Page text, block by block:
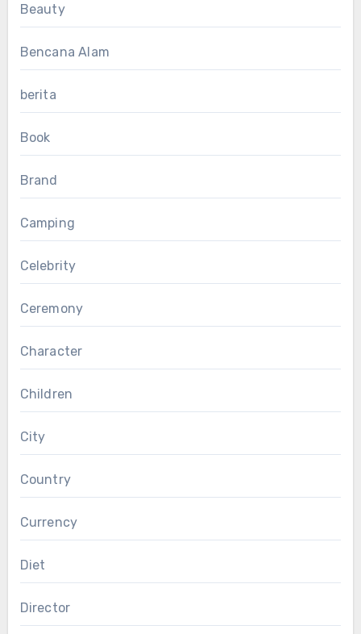
Beauty
Bencana Alam
berita
Book
Brand
Camping
Celebrity
Ceremony
Character
Children
City
Country
Currency
Diet
Director